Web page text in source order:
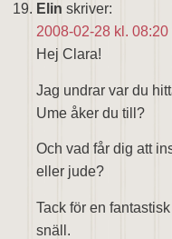
Elin skriver:
2008-02-28 kl. 08:20
Hej Clara!
Jag undrar var du
Ume åker du till?
Och vad får dig att
eller jude?
Tack för en
snäll.